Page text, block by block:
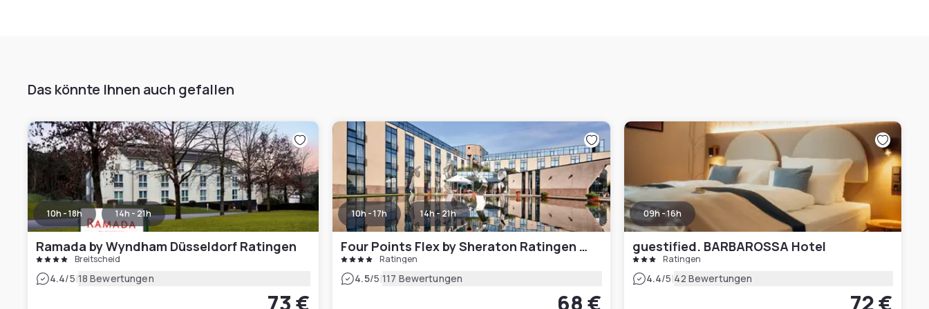
Das könnte Ihnen auch gefallen
10h - 18h 14h - 21h
Ramada by Wyndham Düsseldorf Ratingen
Breitscheid
4.4/5|18 Bewertungen
73 €
10h - 17h 14h - 21h
Four Points Flex by Sheraton Ratingen Düsseldorf Airport
Ratingen
4.5/5|117 Bewertungen
68 €
09h - 16h
guestified. BARBAROSSA Hotel
Ratingen
4.4/5|42 Bewertungen
72 €